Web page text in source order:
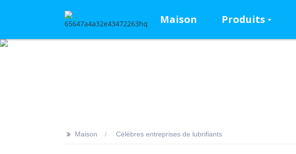
Maison Produits
>> Maison Célèbres entreprises de lubrifiants